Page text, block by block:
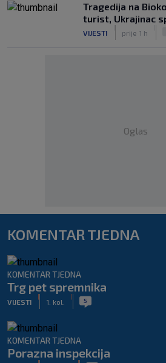
Tragedija na
turist, Ukrajinac
VIJESTI prije 1 h
Oglas
KOMENTAR TJEDNA
KOMENTAR TJEDNA
Trg pet spremnika
VIJESTI 1. kol. 5
KOMENTAR TJEDNA
Porazna inspekcija